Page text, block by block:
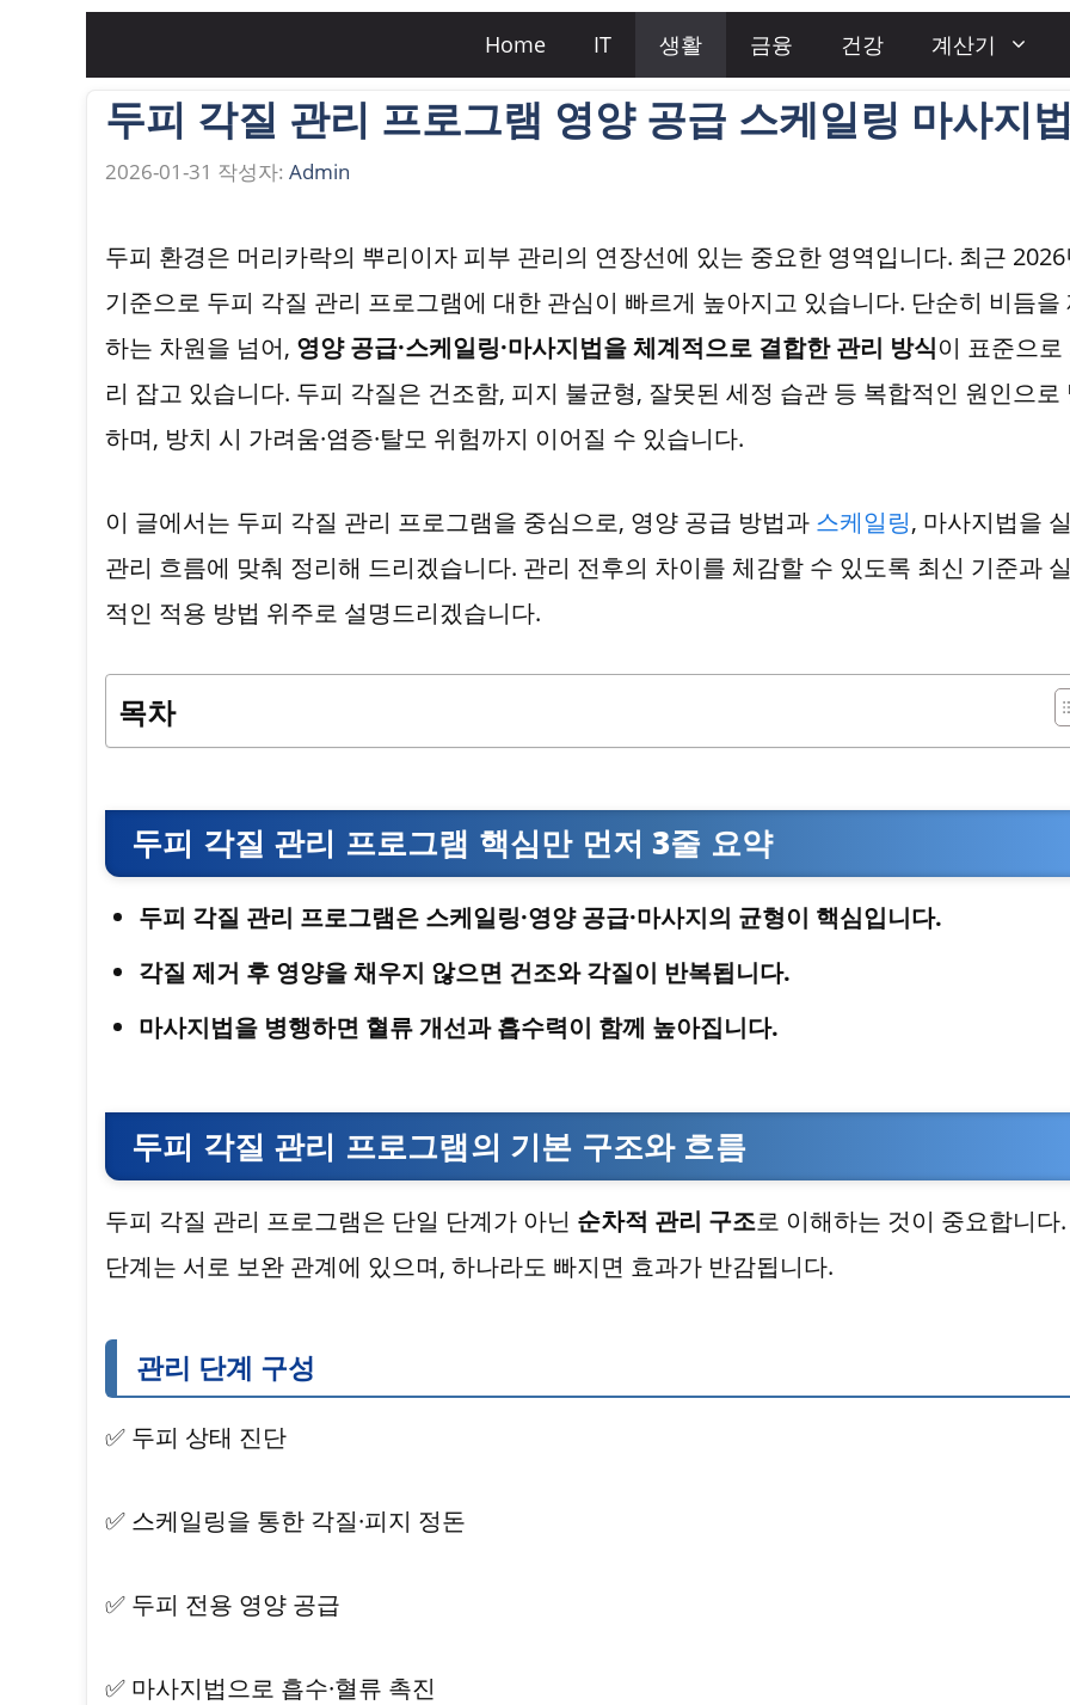
Home IT 생활 금융 건강 계산기
두피 각질 관리 프로그램 영양 공급 스케일링 마사지법
2026-01-31 작성자: Admin
두피 환경은 머리카락의 뿌리이자 피부 관리의 연장선에 있는 중요한 영역입니다. 최근 2026
기준으로 두피 각질 관리 프로그램에 대한 관심이 빠르게 높아지고 있습니다. 단순히 비듬을
하는 차원을 넘어, 영양 공급·스케일링·마사지법을 체계적으로 결합한 관리 방식이 표준으로
리 잡고 있습니다. 두피 각질은 건조함, 피지 불균형, 잘못된 세정 습관 등 복합적인 원인으로
하며, 방치 시 가려움·염증·탈모 위험까지 이어질 수 있습니다.
이 글에서는 두피 각질 관리 프로그램을 중심으로, 영양 공급 방법과 스케일링, 마사지법을
관리 흐름에 맞춰 정리해 드리겠습니다. 관리 전후의 차이를 체감할 수 있도록 최신 기준과
적인 적용 방법 위주로 설명드리겠습니다.
목차
두피 각질 관리 프로그램 핵심만 먼저 3줄 요약
두피 각질 관리 프로그램은 스케일링·영양 공급·마사지의 균형이 핵심입니다.
각질 제거 후 영양을 채우지 않으면 건조와 각질이 반복됩니다.
마사지법을 병행하면 혈류 개선과 흡수력이 함께 높아집니다.
두피 각질 관리 프로그램의 기본 구조와 흐름
두피 각질 관리 프로그램은 단일 단계가 아닌 순차적 관리 구조로 이해하는 것이 중요합니다
단계는 서로 보완 관계에 있으며, 하나라도 빠지면 효과가 반감됩니다.
관리 단계 구성
✅ 두피 상태 진단
✅ 스케일링을 통한 각질·피지 정돈
✅ 두피 전용 영양 공급
✅ 마사지법으로 흡수·혈류 촉진